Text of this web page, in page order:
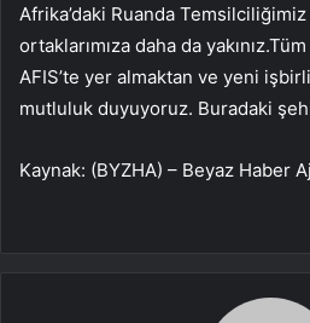
Afrika’daki Ruanda
ortaklarımıza daha da
AFIS’te yer almaktan ve yeni
mutluluk duyuyoruz. Buradaki
Kaynak: (BYZHA) – Beyaz Haber